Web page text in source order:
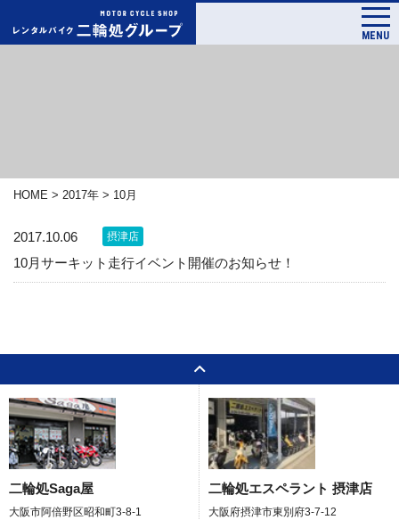
MENU
HOME > 2017年 > 10月
2017.10.06 摂津店
10月サーキット走行イベント開催のお知らせ！
二輪処Saga屋
大阪市阿倍野区昭和町3-8-1
二輪処エスペラント 摂津店
大阪府摂津市東別府3-7-12
お客様の声
お知らせ
スタッフブログ
English Site
プライバシーポリシー